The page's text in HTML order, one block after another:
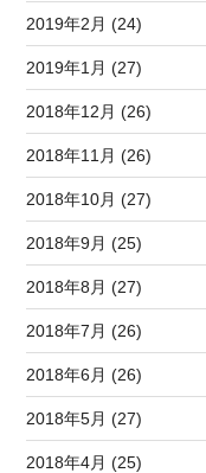
2019年2月 (24)
2019年1月 (27)
2018年12月 (26)
2018年11月 (26)
2018年10月 (27)
2018年9月 (25)
2018年8月 (27)
2018年7月 (26)
2018年6月 (26)
2018年5月 (27)
2018年4月 (25)